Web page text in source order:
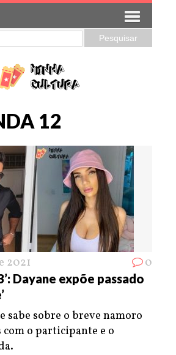
12
2021 0
Dayane expõe passado
sabe sobre o breve namoro
com o participante e o